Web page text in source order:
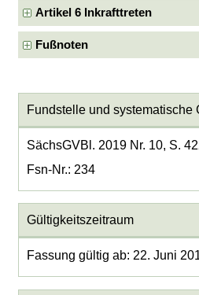
Artikel 6 Inkrafttreten
Fußnoten
Fundstelle und systematische
SächsGVBl. 2019 Nr. 10, S.
Fsn-Nr.: 234
Gültigkeitszeitraum
Fassung gültig ab: 22. Juni